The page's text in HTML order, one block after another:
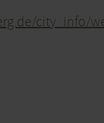
city_info/